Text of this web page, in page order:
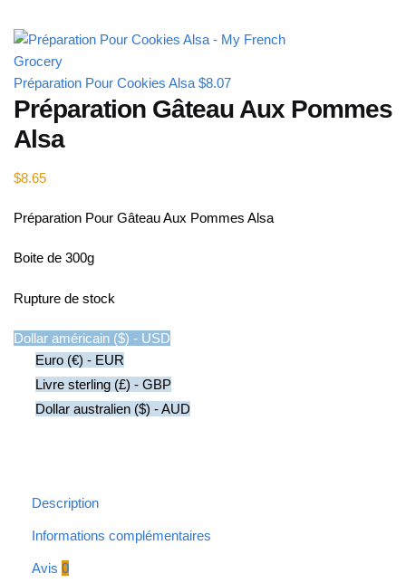
Préparation Pour Cookies Alsa $8.07
Préparation Gâteau Aux Pommes
Alsa
$8.65
Préparation Pour Gâteau Aux Pommes Alsa
Boite de 300g
Rupture de stock
Dollar américain ($) - USD
Euro (€) - EUR
Livre sterling (£) - GBP
Dollar australien ($) - AUD
Description
Informations complémentaires
Avis 0